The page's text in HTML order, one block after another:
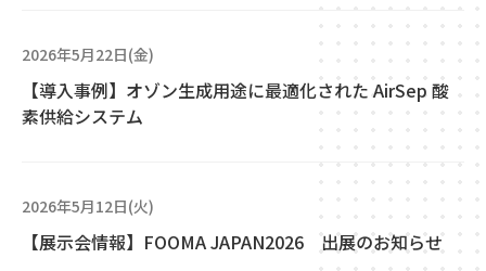
2026年5月22日(金)
【導入事例】オゾン生成用途に最適化された AirSep 酸
素供給システム
2026年5月12日(火)
【展示会情報】FOOMA JAPAN2026 出展のお知らせ